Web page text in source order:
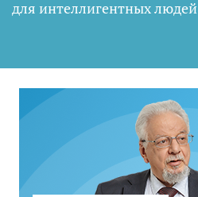
для интеллигентных людей